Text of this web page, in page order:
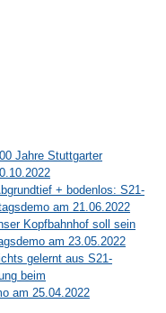
Jahre Stuttgarter
+ bodenlos: S21-
am 21.06.2022
Kopfbahnhof soll sein
am 23.05.2022
gelernt aus S21-
beim
am 25.04.2022